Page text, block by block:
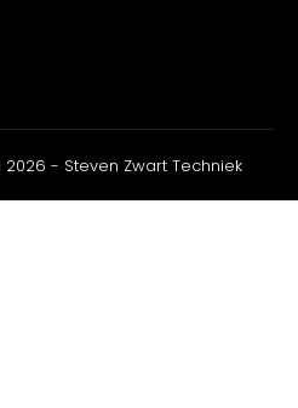
- Steven Zwart Techniek